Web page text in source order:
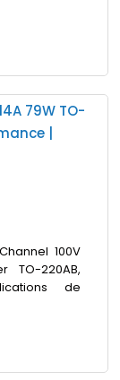
79W TO-
|
100V
TO-220AB,
de